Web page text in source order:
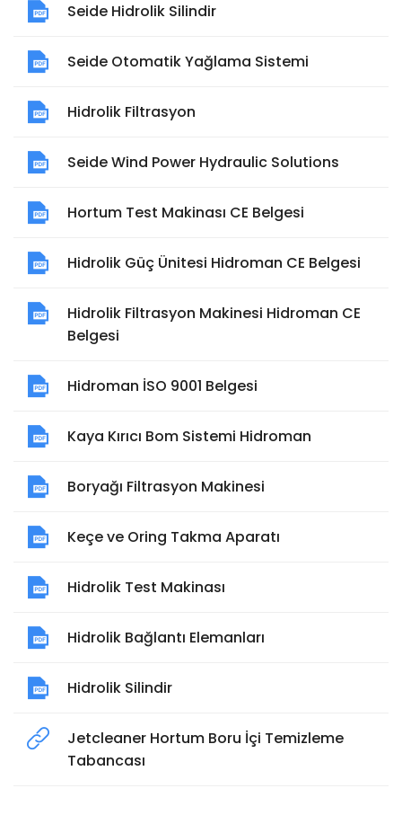
Seide Hidrolik Silindir
Seide Otomatik Yağlama Sistemi
Hidrolik Filtrasyon
Seide Wind Power Hydraulic Solutions
Hortum Test Makinası CE Belgesi
Hidrolik Güç Ünitesi Hidroman CE Belgesi
Hidrolik Filtrasyon Makinesi Hidroman CE
Belgesi
Hidroman İSO 9001 Belgesi
Kaya Kırıcı Bom Sistemi Hidroman
Boryağı Filtrasyon Makinesi
Keçe ve Oring Takma Aparatı
Hidrolik Test Makinası
Hidrolik Bağlantı Elemanları
Hidrolik Silindir
Jetcleaner Hortum Boru İçi Temizleme
Tabancası